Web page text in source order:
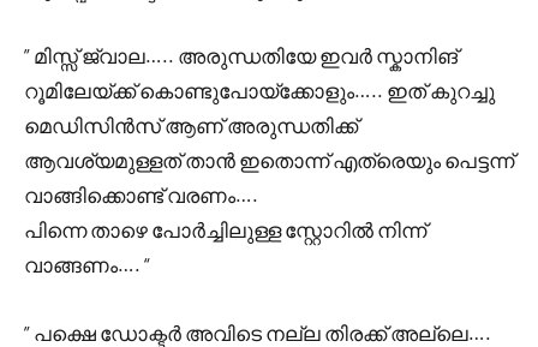
” മിസ്സ്‌ ജ്വാല….. അരുന്ധതിയേ ഇവർ സ്കാനിങ്
റൂമിലേയ്ക്ക് കൊണ്ടുപോയ്ക്കോളും….. ഇത് കുറച്ചു
മെഡിസിൻസ് ആണ് അരുന്ധതിക്ക്
ആവശ്യമുള്ളത് താൻ ഇതൊന്ന് എത്രെയും പെട്ടന്ന്
വാങ്ങിക്കൊണ്ട് വരണം….
പിന്നെ താഴെ പോർച്ചിലുള്ള സ്റ്റോറിൽ നിന്ന്
വാങ്ങണം…. “
” പക്ഷെ ഡോക്ടർ അവിടെ നല്ല തിരക്ക് അല്ലെ….